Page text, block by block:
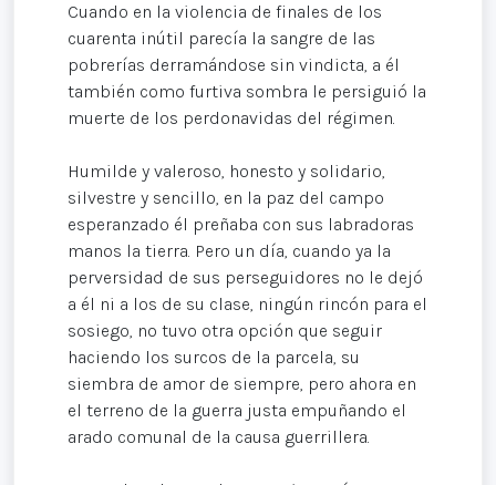
Cuando en la violencia de finales de los
cuarenta inútil parecía la sangre de las
pobrerías derramándose sin vindicta, a él
también como furtiva sombra le persiguió la
muerte de los perdonavidas del régimen.
Humilde y valeroso, honesto y solidario,
silvestre y sencillo, en la paz del campo
esperanzado él preñaba con sus labradoras
manos la tierra. Pero un día, cuando ya la
perversidad de sus perseguidores no le dejó
a él ni a los de su clase, ningún rincón para el
sosiego, no tuvo otra opción que seguir
haciendo los surcos de la parcela, su
siembra de amor de siempre, pero ahora en
el terreno de la guerra justa empuñando el
arado comunal de la causa guerrillera.